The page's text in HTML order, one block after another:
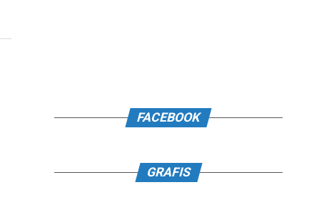
FACEBOOK
GRAFIS